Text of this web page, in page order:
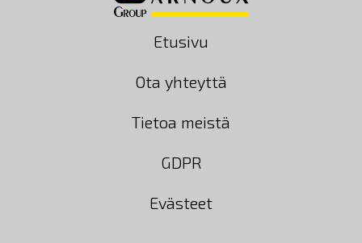
Etusivu
Ota yhteyttä
Tietoa meistä
GDPR
Evästeet